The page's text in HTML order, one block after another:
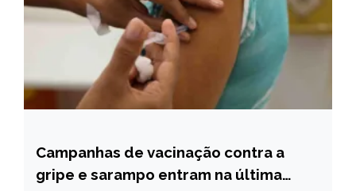
MINAS
GERAIS
Campanhas de vacinação contra a
gripe e sarampo entram na última